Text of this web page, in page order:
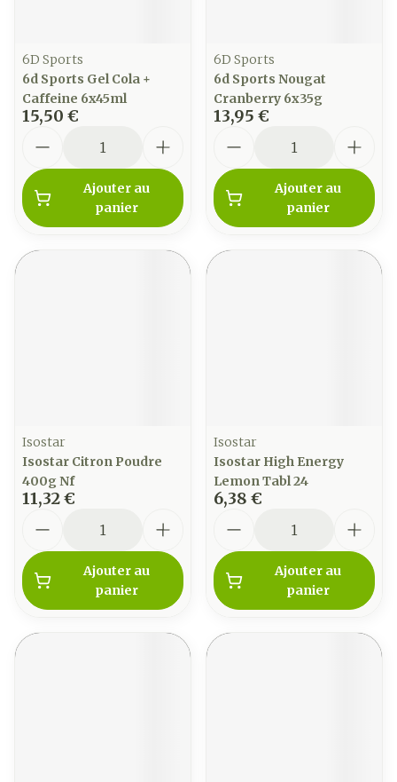
6D Sports
6d Sports Gel Cola +
Caffeine 6x45ml
15,50 €
Ajouter au
panier
6D Sports
6d Sports Nougat
Cranberry 6x35g
13,95 €
Ajouter au
panier
Isostar
Isostar Citron Poudre
400g Nf
11,32 €
Ajouter au
panier
Isostar
Isostar High Energy
Lemon Tabl 24
6,38 €
Ajouter au
panier